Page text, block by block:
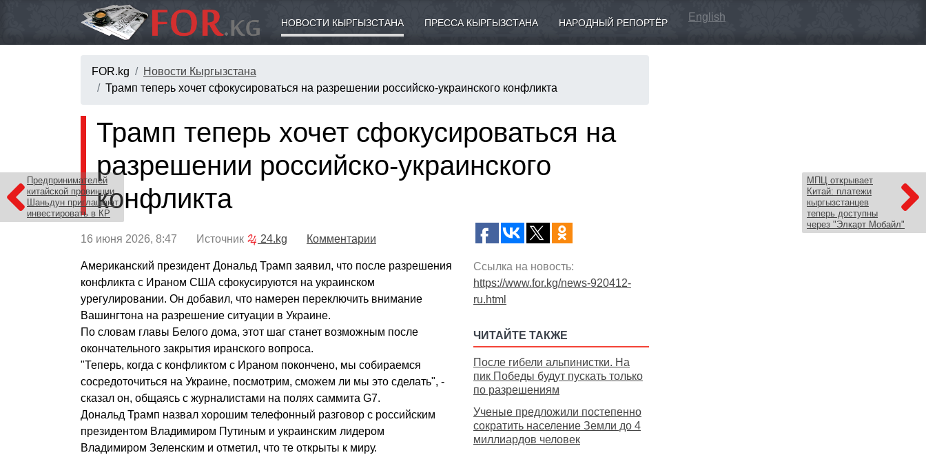
НОВОСТИ КЫРГЫЗСТАНА ПРЕССА КЫРГЫЗСТАНА НАРОДНЫЙ РЕПОРТЁР English
FOR.kg
Новости Кыргызстана
Трамп теперь хочет сфокусироваться на разрешении российско-украинского конфликта
Предпринимателей
китайской провинции
Шаньдун приглашают
инвестировать в КР
МПЦ открывает
Китай: платежи
кыргызстанцев
теперь доступны
через "Элкарт Мобайл"
Трамп теперь хочет сфокусироваться на
разрешении российско-украинского
конфликта
16 июня 2026, 8:47 Источник 24.kg Комментарии
Американский президент Дональд Трамп заявил, что после разрешения
конфликта с Ираном США сфокусируются на украинском
урегулировании. Он добавил, что намерен переключить внимание
Вашингтона на разрешение ситуации в Украине.
По словам главы Белого дома, этот шаг станет возможным после
окончательного закрытия иранского вопроса.
"Теперь, когда с конфликтом с Ираном покончено, мы собираемся
сосредоточиться на Украине, посмотрим, сможем ли мы это сделать", -
сказал он, общаясь с журналистами на полях саммита G7.
Дональд Трамп назвал хорошим телефонный разговор с российским
президентом Владимиром Путиным и украинским лидером
Владимиром Зеленским и отметил, что те открыты к миру.
Ссылка на новость:
https://www.for.kg/news-920412-
ru.html
ЧИТАЙТЕ ТАКЖЕ
После гибели альпинистки. На
пик Победы будут пускать только
по разрешениям
Ученые предложили постепенно
сократить население Земли до 4
миллиардов человек